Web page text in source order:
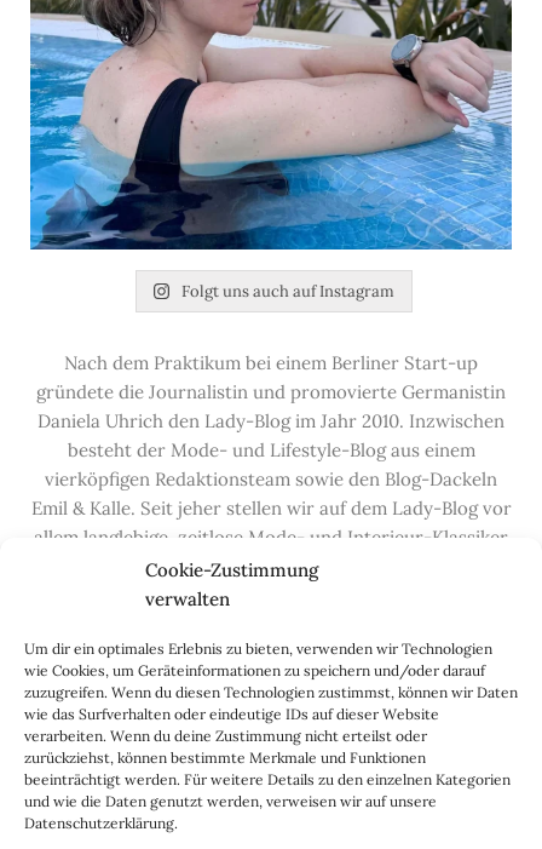
Cookie-Zustimmung
verwalten
Um dir ein optimales Erlebnis zu bieten, verwenden wir Technologien
wie Cookies, um Geräteinformationen zu speichern und/oder darauf
zuzugreifen. Wenn du diesen Technologien zustimmst, können wir Daten
wie das Surfverhalten oder eindeutige IDs auf dieser Website
verarbeiten. Wenn du deine Zustimmung nicht erteilst oder
zurückziehst, können bestimmte Merkmale und Funktionen
beeinträchtigt werden. Für weitere Details zu den einzelnen Kategorien
und wie die Daten genutzt werden, verweisen wir auf unsere
Datenschutzerklärung.
Folgt uns auch auf Instagram
Nach dem Praktikum bei einem Berliner Start-up
gründete die Journalistin und promovierte Germanistin
Daniela Uhrich den Lady-Blog im Jahr 2010. Inzwischen
besteht der Mode- und Lifestyle-Blog aus einem
vierköpfigen Redaktionsteam sowie den Blog-Dackeln
Emil & Kalle. Seit jeher stellen wir auf dem Lady-Blog vor
allem langlebige, zeitlose Mode- und Interieur-Klassiker
vor, die hochwertig verarbeitet und unter guten
Bedingungen hergestellt wurden – gerne „Made in
Handwerksberufe und kleine feine Firmen, denen wir
hier auf dem Blog eine Präsentationsfläche bieten, sowie
alle Dinge, die das Leben ein bisschen schöner machen.
Darüber hinaus legen wir großen Wert auf den
Austausch mit Euch, den Leserinnen – über die
Kommentarfunktion, dieLady-Frage, dieLove-List
auch überInstagram